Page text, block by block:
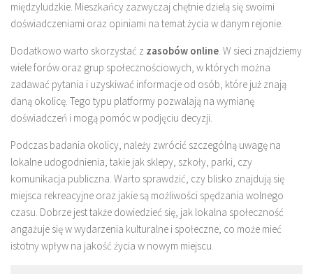
międzyludzkie. Mieszkańcy zazwyczaj chętnie dzielą się swoimi
doświadczeniami oraz opiniami na temat życia w danym rejonie.
Dodatkowo warto skorzystać z zasobów online. W sieci znajdziemy
wiele forów oraz grup społecznościowych, w których można
zadawać pytania i uzyskiwać informacje od osób, które już znają
daną okolicę. Tego typu platformy pozwalają na wymianę
doświadczeń i mogą pomóc w podjęciu decyzji.
Podczas badania okolicy, należy zwrócić szczególną uwagę na
lokalne udogodnienia, takie jak sklepy, szkoły, parki, czy
komunikacja publiczna. Warto sprawdzić, czy blisko znajdują się
miejsca rekreacyjne oraz jakie są możliwości spędzania wolnego
czasu. Dobrze jest także dowiedzieć się, jak lokalna społeczność
angażuje się w wydarzenia kulturalne i społeczne, co może mieć
istotny wpływ na jakość życia w nowym miejscu.